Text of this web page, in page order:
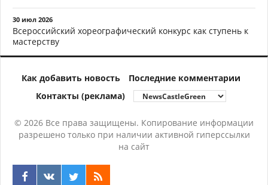
30 июл 2026
Всероссийский хореографический конкурс как ступень к
мастерству
Как добавить новость
Последние комментарии
Контакты (реклама)
© 2026 Все права защищены. Копирование информации
разрешено только при наличии активной гиперссылки
на сайт